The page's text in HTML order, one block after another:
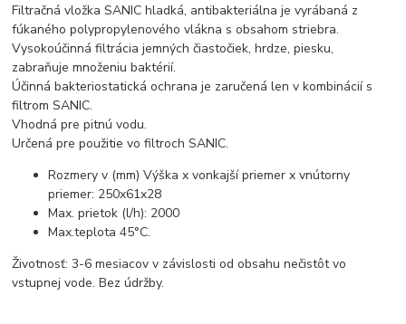
Filtračná vložka SANIC hladká, antibakteriálna je vyrábaná z
fúkaného polypropylenového vlákna s obsahom striebra.
Vysokoúčinná filtrácia jemných čiastočiek, hrdze, piesku,
zabraňuje množeniu baktérií.
Účinná bakteriostatická ochrana je zaručená len v kombinácií s
filtrom SANIC.
Vhodná pre pitnú vodu.
Určená pre použitie vo filtroch SANIC.
Rozmery v (mm) Výška x vonkajší priemer x vnútorny
priemer: 250x61x28
Max. prietok (l/h): 2000
Max.teplota 45°C.
Životnosť: 3-6 mesiacov v závislosti od obsahu nečistôt vo
vstupnej vode. Bez údržby.